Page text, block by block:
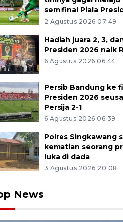
semifinal Piala
2 Agustus 2026 07:49
Hadiah juara 2, 3,
Presiden 2026 naik
6 Agustus 2026 06:44
Persib Bandung ke
Presiden 2026
Persija 2-1
6 Agustus 2026 06:39
Polres Singkawang
kematian seorang
luka di dada
3 Agustus 2026 20:08
News